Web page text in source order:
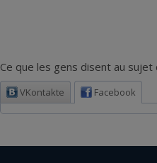
Ce que les gens disent au
VKontakte Facebook